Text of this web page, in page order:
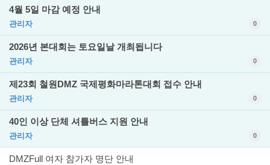
4월 5일 마감 예정 안내
관리자 0
2026년 본대회는 토요일날 개최됩니다
관리자 0
제23회 철원DMZ 국제평화마라톤대회 접수 안내
관리자 0
40인 이상 단체 셔틀버스 지원 안내
관리자 0
DMZFull 여자 참가자 명단 안내